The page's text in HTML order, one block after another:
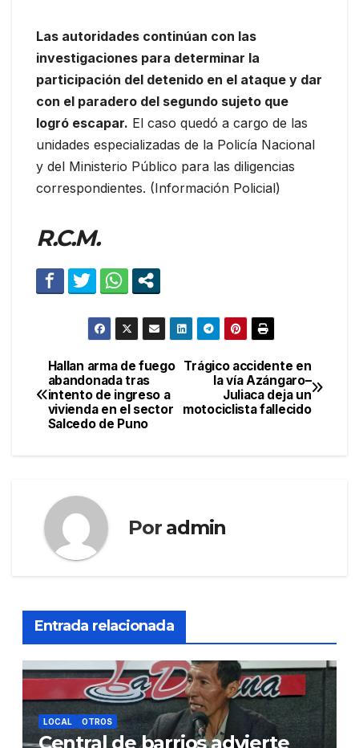
Las autoridades continúan con las
investigaciones para determinar la
participación del detenido en el ataque y dar
con el paradero del segundo sujeto que
logró escapar. El caso quedó a cargo de las
unidades especializadas de la Policía Nacional
y del Ministerio Público para las diligencias
correspondientes. (Información Policial)
R.C.M.
Navegación
de
Trágico accidente en
la vía Azángaro–
Juliaca deja un
motociclista fallecido
Hallan arma de fuego
abandonada tras
intento de ingreso a
vivienda en el sector
Salcedo de Puno
Por admin
Entrada relacionada
LOCAL OTROS
Central de barrios advierte